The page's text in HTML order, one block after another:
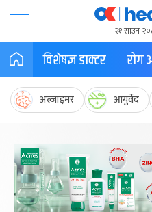
२१ साउन
विशेषज्ञ डाक्टर रोग
अल्जाइमर आयुर्वेद